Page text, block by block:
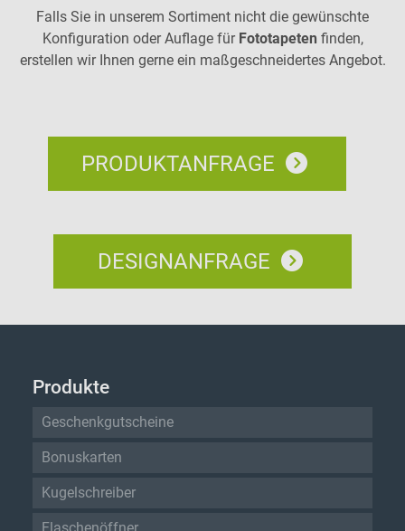
Falls Sie in unserem Sortiment nicht die gewünschte
Konfiguration oder Auflage für Fototapeten finden,
erstellen wir Ihnen gerne ein maßgeschneidertes Angebot.
PRODUKTANFRAGE
DESIGNANFRAGE
Produkte
Geschenkgutscheine
Bonuskarten
Kugelschreiber
Flaschenöffner